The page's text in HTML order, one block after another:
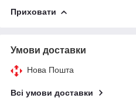
Приховати
Умови доставки
Нова Пошта
Всі умови доставки